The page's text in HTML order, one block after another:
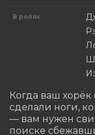
В ролях
Когда ваш хорёк
сделали ноги,
— вам нужен
поиске